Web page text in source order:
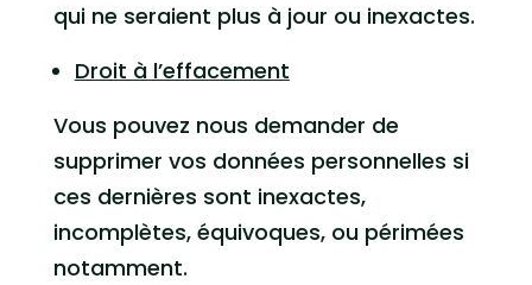
qui ne seraient plus à jour ou inexactes.
Droit à l’effacement
Vous pouvez nous demander de
supprimer vos données personnelles si
ces dernières sont inexactes,
incomplètes, équivoques, ou périmées
notamment.